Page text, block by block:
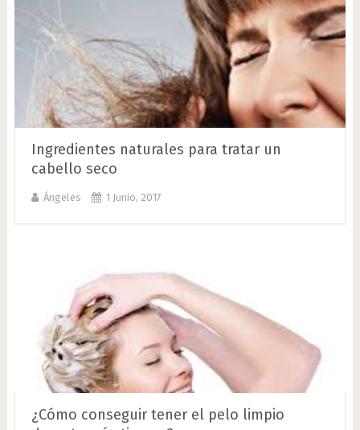
Ingredientes naturales para tratar un
cabello seco
Ángeles 1 Junio, 2017
¿Cómo conseguir tener el pelo limpio